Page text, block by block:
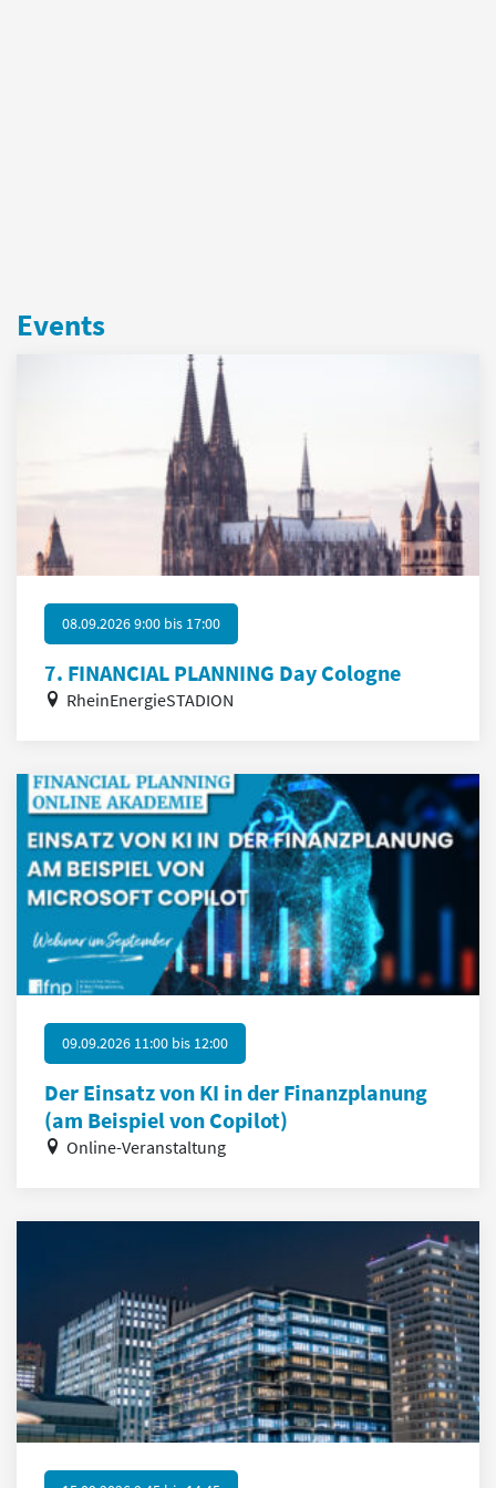
Events
08.09.2026 9:00 bis 17:00
7. FINANCIAL PLANNING Day Cologne
RheinEnergieSTADION
09.09.2026 11:00 bis 12:00
Der Einsatz von KI in der Finanzplanung
(am Beispiel von Copilot)
Online-Veranstaltung